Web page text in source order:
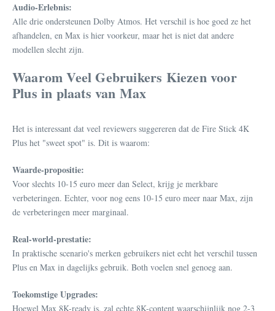
Audio-Erlebnis:
Alle drie ondersteunen Dolby Atmos. Het verschil is hoe goed ze het
afhandelen, en Max is hier voorkeur, maar het is niet dat andere
modellen slecht zijn.
Waarom Veel Gebruikers Kiezen voor
Plus in plaats van Max
Het is interessant dat veel reviewers suggereren dat de Fire Stick 4K
Plus het "sweet spot" is. Dit is waarom:
Waarde-propositie:
Voor slechts 10-15 euro meer dan Select, krijg je merkbare
verbeteringen. Echter, voor nog eens 10-15 euro meer naar Max, zijn
de verbeteringen meer marginaal.
Real-world-prestatie:
In praktische scenario's merken gebruikers niet echt het verschil tussen
Plus en Max in dagelijks gebruik. Both voelen snel genoeg aan.
Toekomstige Upgrades:
Hoewel Max 8K-ready is, zal echte 8K-content waarschijnlijk nog 2-3